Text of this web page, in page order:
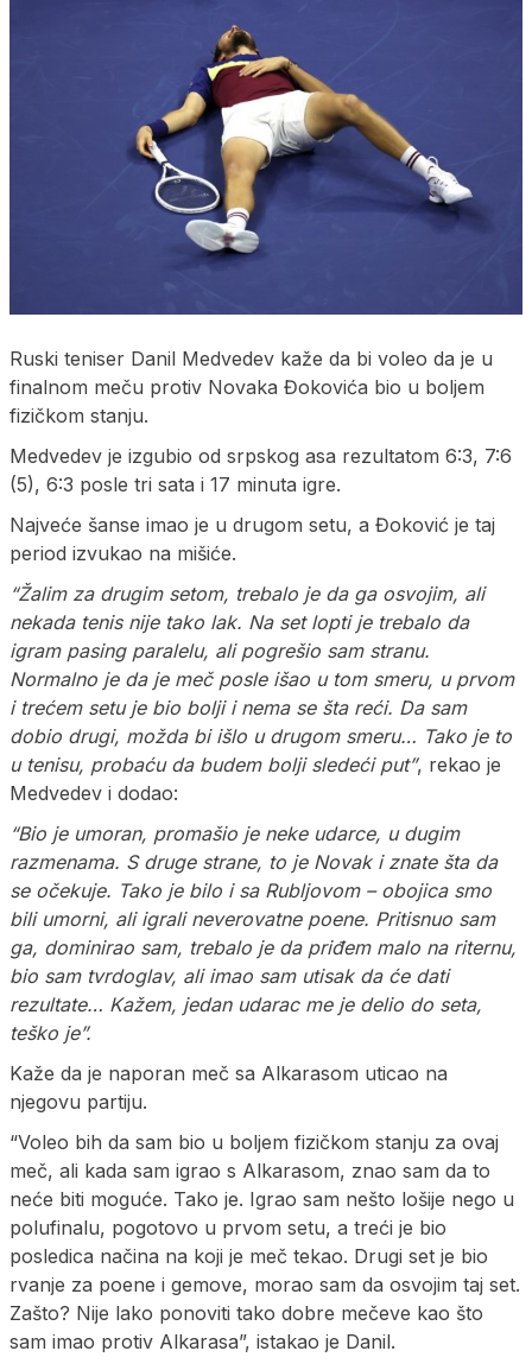
Ruski teniser Danil Medvedev kaže da bi voleo da je u
finalnom meču protiv Novaka Đokovića bio u boljem
fizičkom stanju.
Medvedev je izgubio od srpskog asa rezultatom 6:3, 7:6
(5), 6:3 posle tri sata i 17 minuta igre.
Najveće šanse imao je u drugom setu, a Đoković je taj
period izvukao na mišiće.
“Žalim za drugim setom, trebalo je da ga osvojim, ali
nekada tenis nije tako lak. Na set lopti je trebalo da
igram pasing paralelu, ali pogrešio sam stranu.
Normalno je da je meč posle išao u tom smeru, u prvom
i trećem setu je bio bolji i nema se šta reći. Da sam
dobio drugi, možda bi išlo u drugom smeru… Tako je to
u tenisu, probaću da budem bolji sledeći put”, rekao je
Medvedev i dodao:
“Bio je umoran, promašio je neke udarce, u dugim
razmenama. S druge strane, to je Novak i znate šta da
se očekuje. Tako je bilo i sa Rubljovom – obojica smo
bili umorni, ali igrali neverovatne poene. Pritisnuo sam
ga, dominirao sam, trebalo je da priđem malo na riternu,
bio sam tvrdoglav, ali imao sam utisak da će dati
rezultate… Kažem, jedan udarac me je delio do seta,
teško je”.
Kaže da je naporan meč sa Alkarasom uticao na
njegovu partiju.
“Voleo bih da sam bio u boljem fizičkom stanju za ovaj
meč, ali kada sam igrao s Alkarasom, znao sam da to
neće biti moguće. Tako je. Igrao sam nešto lošije nego u
polufinalu, pogotovo u prvom setu, a treći je bio
posledica načina na koji je meč tekao. Drugi set je bio
rvanje za poene i gemove, morao sam da osvojim taj set.
Zašto? Nije lako ponoviti tako dobre mečeve kao što
sam imao protiv Alkarasa”, istakao je Danil.